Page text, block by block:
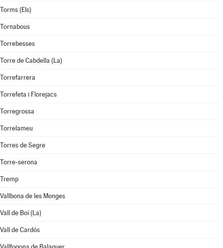
Torms (Els)
Tornabous
Torrebesses
Torre de Cabdella (La)
Torrefarrera
Torrefeta i Florejacs
Torregrossa
Torrelameu
Torres de Segre
Torre-serona
Tremp
Vallbona de les Monges
Vall de Boí (La)
Vall de Cardós